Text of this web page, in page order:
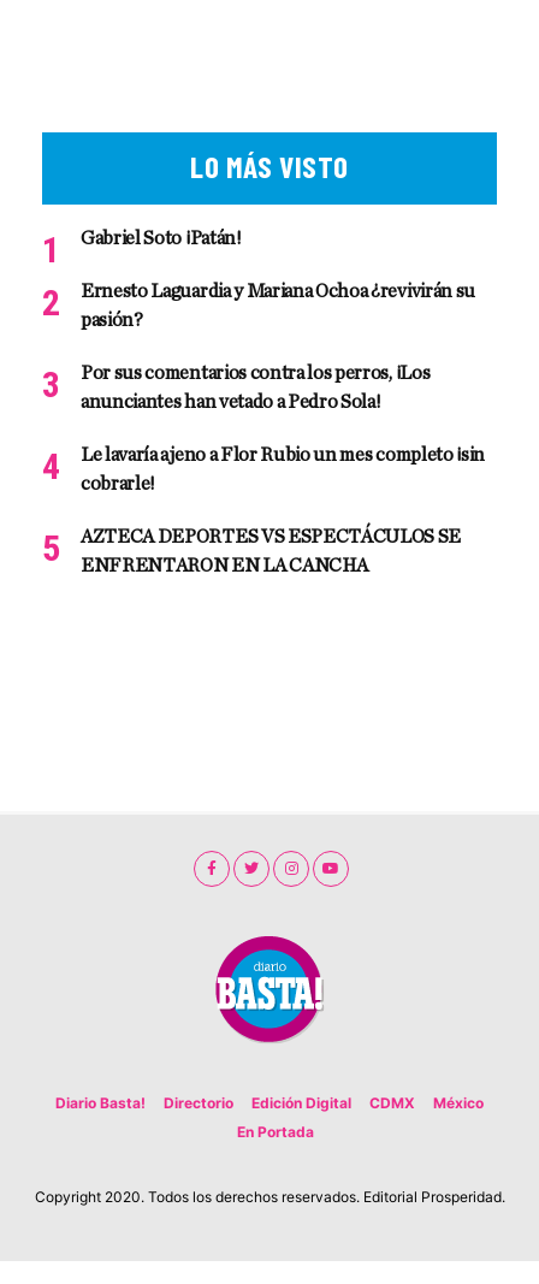
LO MÁS VISTO
Gabriel Soto ¡Patán!
Ernesto Laguardia y Mariana Ochoa ¿revivirán su
pasión?
Por sus comentarios contra los perros, ¡Los
anunciantes han vetado a Pedro Sola!
Le lavaría ajeno a Flor Rubio un mes completo ¡sin
cobrarle!
AZTECA DEPORTES VS ESPECTÁCULOS SE
ENFRENTARON EN LA CANCHA
Diario Basta! Directorio Edición Digital CDMX
México
En Portada
Copyright 2020. Todos los derechos reservados. Editorial Prosperidad.